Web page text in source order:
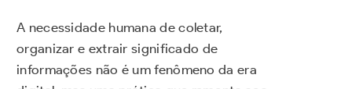
A necessidade humana de coletar,
organizar e extrair significado de
informações não é um fenômeno da era